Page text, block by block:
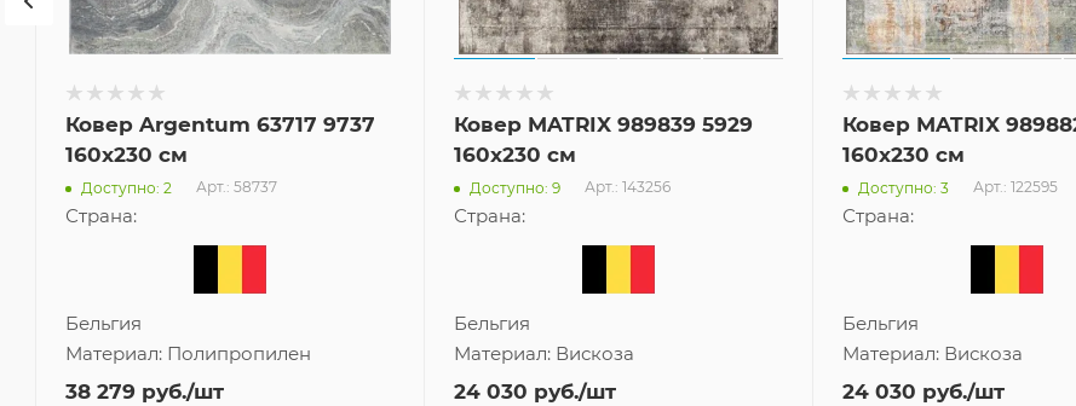
Ковер Argentum 63717 9737
160x230 см
Доступно: 2 Арт.: 58737
Страна:
Бельгия
Материал: Полипропилен
38 279 руб./шт
Ковер MATRIX 989839 5929
160x230 см
Доступно: 9 Арт.: 143256
Страна:
Бельгия
Материал: Вискоза
24 030 руб./шт
Ковер MATRIX
160x230 см
Доступно: 3 Арт.: 122595
Страна:
Бельгия
Материал: Вискоза
24 030 руб./шт